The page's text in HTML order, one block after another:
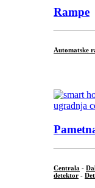
Rampe
Automatske
Centrala -
detektor -